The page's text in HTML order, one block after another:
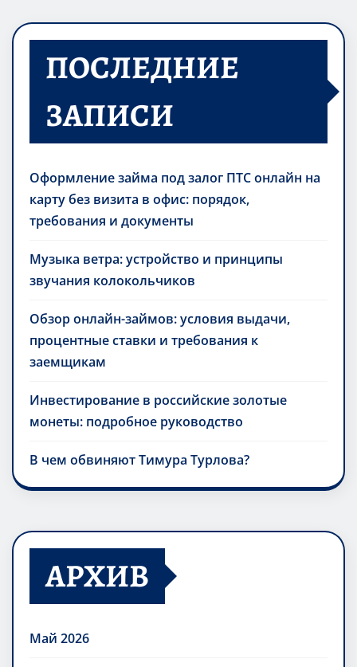
ПОСЛЕДНИЕ
ЗАПИСИ
Оформление займа под залог ПТС онлайн на
карту без визита в офис: порядок,
требования и документы
Музыка ветра: устройство и принципы
звучания колокольчиков
Обзор онлайн-займов: условия выдачи,
процентные ставки и требования к
заемщикам
Инвестирование в российские золотые
монеты: подробное руководство
В чем обвиняют Тимура Турлова?
АРХИВ
Май 2026